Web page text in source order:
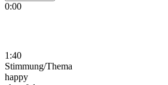
0:00
1:40
Stimmung/Thema
happy